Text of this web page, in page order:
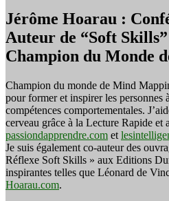
Jérôme Hoarau :
Auteur de “Soft
Champion du Monde
Champion du monde de Mind
pour former et inspirer les personnes
compétences comportementales.
cerveau grâce à la Lecture Rapide
passiondapprendre.com et
Je suis également co-auteur des
Réflexe Soft Skills » aux Editions
inspirantes telles que Léonard de
Hoarau.com.